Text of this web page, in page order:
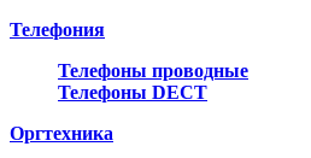
Телефония
Телефоны проводные
Телефоны DECT
Оргтехника